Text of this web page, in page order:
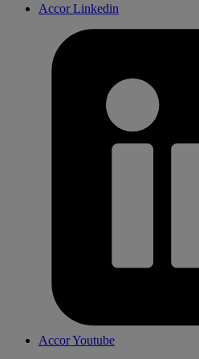
Accor Linkedin
Accor Youtube